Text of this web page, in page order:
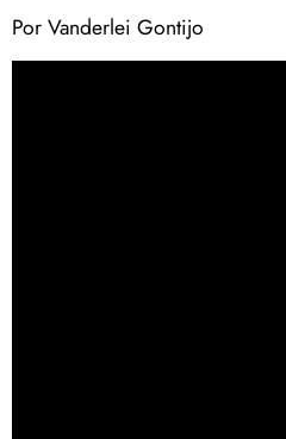
Por Vanderlei Gontijo